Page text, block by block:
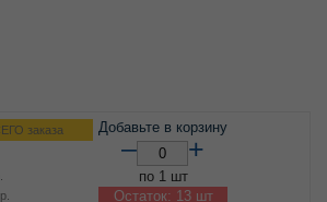
заказа
р.
Добавьте в корзину
– +
по 1 шт
Остаток: 13 шт